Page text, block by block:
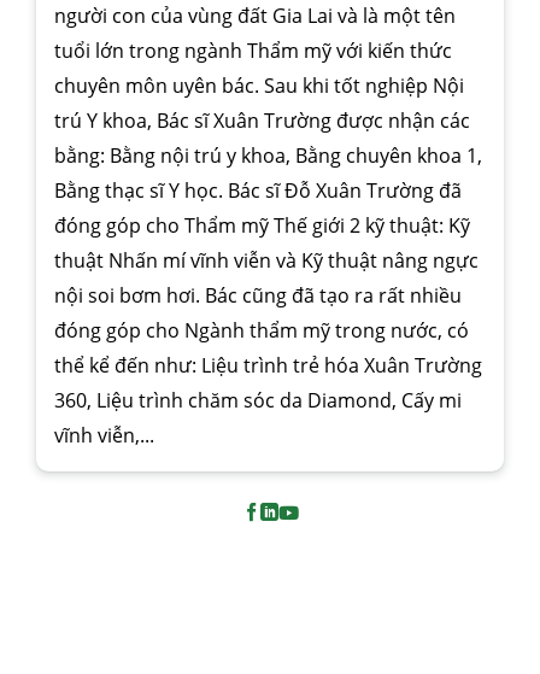
người con của vùng đất Gia Lai và là một tên
tuổi lớn trong ngành Thẩm mỹ với kiến thức
chuyên môn uyên bác. Sau khi tốt nghiệp Nội
trú Y khoa, Bác sĩ Xuân Trường được nhận các
bằng: Bằng nội trú y khoa, Bằng chuyên khoa 1,
Bằng thạc sĩ Y học. Bác sĩ Đỗ Xuân Trường đã
đóng góp cho Thẩm mỹ Thế giới 2 kỹ thuật: Kỹ
thuật Nhấn mí vĩnh viễn và Kỹ thuật nâng ngực
nội soi bơm hơi. Bác cũng đã tạo ra rất nhiều
đóng góp cho Ngành thẩm mỹ trong nước, có
thể kể đến như: Liệu trình trẻ hóa Xuân Trường
360, Liệu trình chăm sóc da Diamond, Cấy mi
vĩnh viễn,...